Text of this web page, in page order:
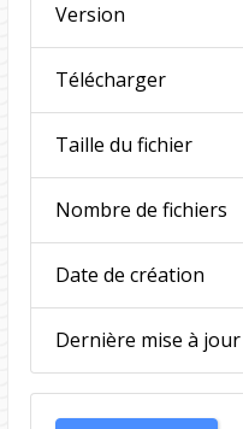
Version
Télécharger
Taille du fichier
Nombre de fichiers
Date de création
Dernière mise à jour